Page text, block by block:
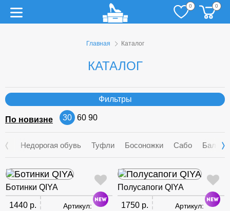
0 0
Главная Каталог
КАТАЛОГ
Фильтры
По новизне 30 60 90
Недорогая обувь Туфли Босоножки Сабо
Ботинки QIYA
1440 р.
Артикул:
Полусапоги QIYA
1750 р.
Артикул: